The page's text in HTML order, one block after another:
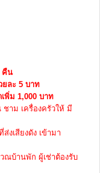
คืน
ละ 5 บาท
พิ่ม 1,000 บาท
าม เครื่องครัวให้ มี
งเสียงดัง เข้ามา
ณบ้านพัก ผู้เช่าต้องรับ